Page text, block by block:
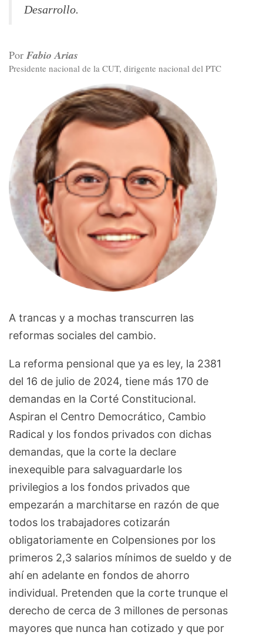
Desarrollo.
Por Fabio Arias
Presidente nacional de la CUT, dirigente nacional del PTC
A trancas y a mochas transcurren las
reformas sociales del cambio.
La reforma pensional que ya es ley, la 2381
del 16 de julio de 2024, tiene más 170 de
demandas en la Corté Constitucional.
Aspiran el Centro Democrático, Cambio
Radical y los fondos privados con dichas
demandas, que la corte la declare
inexequible para salvaguardarle los
privilegios a los fondos privados que
empezarán a marchitarse en razón de que
todos los trabajadores cotizarán
obligatoriamente en Colpensiones por los
primeros 2,3 salarios mínimos de sueldo y de
ahí en adelante en fondos de ahorro
individual. Pretenden que la corte trunque el
derecho de cerca de 3 millones de personas
mayores que nunca han cotizado y que por